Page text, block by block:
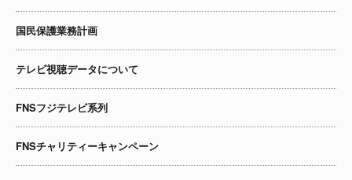
国民保護業務計画
テレビ視聴データについて
FNSフジテレビ系列
FNSチャリティーキャンペーン